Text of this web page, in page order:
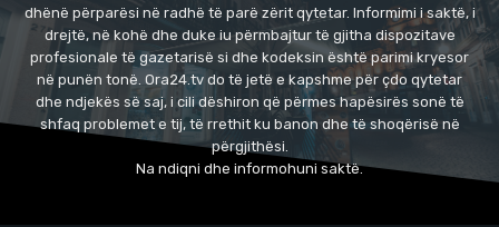
dhënë përparësi në radhë të parë zërit qytetar. Informimi i saktë, i
drejtë, në kohë dhe duke iu përmbajtur të gjitha dispozitave
profesionale të gazetarisë si dhe kodeksin është parimi kryesor
në punën tonë. Ora24.tv do të jetë e kapshme për çdo qytetar
dhe ndjekës së saj, i cili dëshiron që përmes hapësirës sonë të
shfaq problemet e tij, të rrethit ku banon dhe të shoqërisë në
përgjithësi.
Na ndiqni dhe informohuni saktë.